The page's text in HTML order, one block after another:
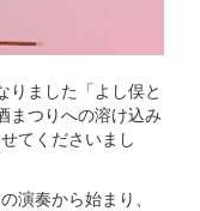
りました「よし俣と
まつりへの溶け込み
てくださいまし
演奏から始まり、